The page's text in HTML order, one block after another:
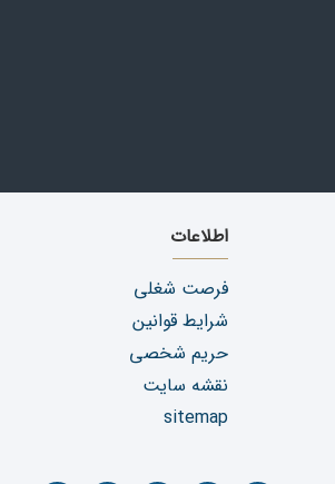
اطلاعات
فرصت شغلی
شرایط قوانین
حریم شخصی
نقشه سایت
sitemap